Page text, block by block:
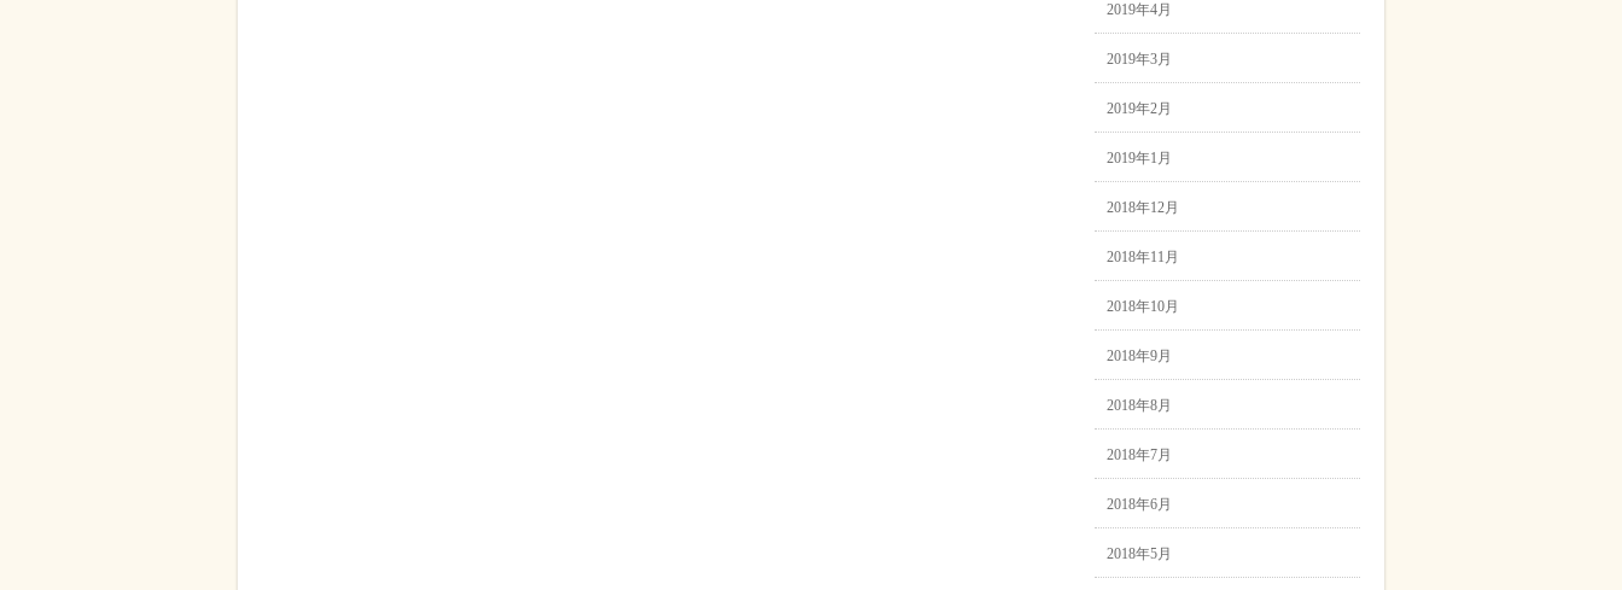
2019年4月
2019年3月
2019年2月
2019年1月
2018年12月
2018年11月
2018年10月
2018年9月
2018年8月
2018年7月
2018年6月
2018年5月